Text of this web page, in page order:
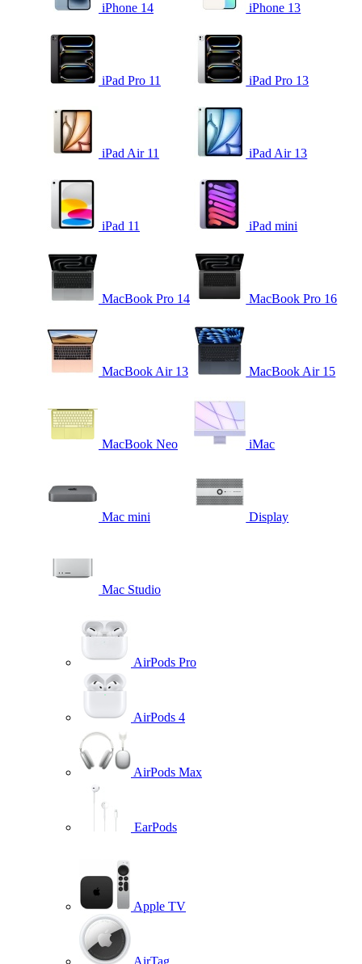
iPhone 14 iPhone 13
iPad Pro 11 iPad Pro 13
iPad Air 11 iPad Air 13
iPad 11 iPad mini
MacBook Pro 14 MacBook Pro 16
MacBook Air 13 MacBook Air 15
MacBook Neo iMac
Mac mini Display
Mac Studio
AirPods Pro
AirPods 4
AirPods Max
EarPods
Apple TV